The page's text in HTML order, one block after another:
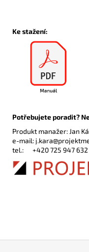
Ke stažení:
Potřebujete poradit?
Produkt manažer: Jan
e-mail:
tel.: +420 725 947 632